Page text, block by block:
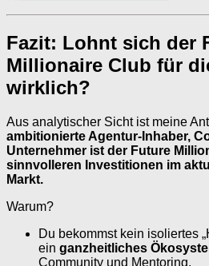
Fazit: Lohnt sich der
Millionaire Club für
wirklich?
Aus analytischer Sicht ist meine
ambitionierte Agentur-Inhaber,
Unternehmer ist der Future
sinnvolleren Investitionen im
Markt.
Warum?
Du bekommst kein isoliertes
ein ganzheitliches
Community und Mentoring.